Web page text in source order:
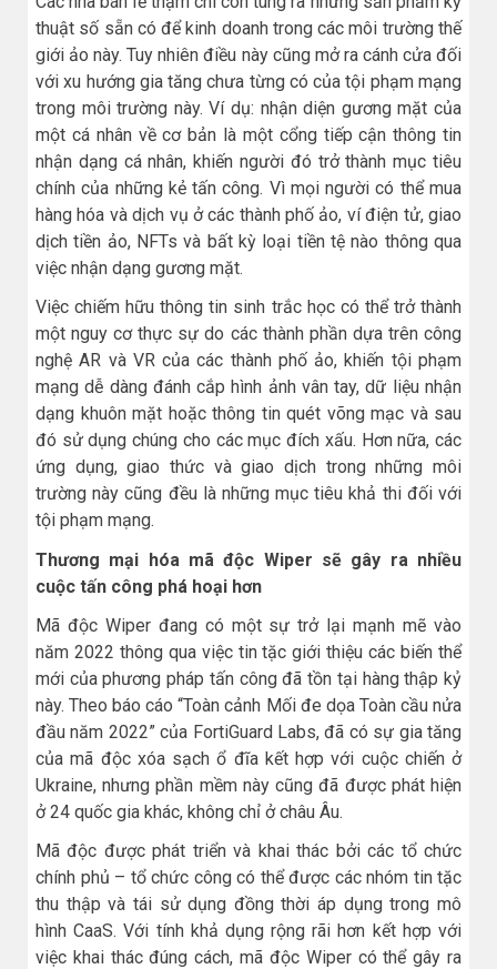
thuật số sẵn có để kinh doanh trong các môi trường thế
giới ảo này. Tuy nhiên điều này cũng mở ra cánh cửa đối
với xu hướng gia tăng chưa từng có của tội phạm mạng
trong môi trường này. Ví dụ: nhận diện gương mặt của
một cá nhân về cơ bản là một cổng tiếp cận thông tin
nhận dạng cá nhân, khiến người đó trở thành mục tiêu
chính của những kẻ tấn công. Vì mọi người có thể mua
hàng hóa và dịch vụ ở các thành phố ảo, ví điện tử, giao
dịch tiền ảo, NFTs và bất kỳ loại tiền tệ nào thông qua
việc nhận dạng gương mặt.
Việc chiếm hữu thông tin sinh trắc học có thể trở thành
một nguy cơ thực sự do các thành phần dựa trên công
nghệ AR và VR của các thành phố ảo, khiến tội phạm
mạng dễ dàng đánh cắp hình ảnh vân tay, dữ liệu nhận
dạng khuôn mặt hoặc thông tin quét võng mạc và sau
đó sử dụng chúng cho các mục đích xấu. Hơn nữa, các
ứng dụng, giao thức và giao dịch trong những môi
trường này cũng đều là những mục tiêu khả thi đối với
tội phạm mạng.
Thương mại hóa mã độc Wiper sẽ gây ra nhiều
cuộc tấn công phá hoại hơn
Mã độc Wiper đang có một sự trở lại mạnh mẽ vào
năm 2022 thông qua việc tin tặc giới thiệu các biến thể
mới của phương pháp tấn công đã tồn tại hàng thập kỷ
này. Theo báo cáo “Toàn cảnh Mối đe dọa Toàn cầu nửa
đầu năm 2022” của FortiGuard Labs, đã có sự gia tăng
của mã độc xóa sạch ổ đĩa kết hợp với cuộc chiến ở
Ukraine, nhưng phần mềm này cũng đã được phát hiện
ở 24 quốc gia khác, không chỉ ở châu Âu.
Mã độc được phát triển và khai thác bởi các tổ chức
chính phủ – tổ chức công có thể được các nhóm tin tặc
thu thập và tái sử dụng đồng thời áp dụng trong mô
hình CaaS. Với tính khả dụng rộng rãi hơn kết hợp với
việc khai thác đúng cách, mã độc Wiper có thể gây ra